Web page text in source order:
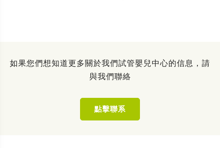
如果您們想知道更多關於我們試管嬰兒中心的信息，請
與我們聯絡
點擊聯系